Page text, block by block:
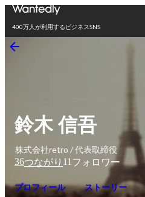
400万人が利用するビジネスSNS
鈴木 信吾
株式会社retro / 代表取締役
36つながり 11 フォロワー
プロフィール ストーリー